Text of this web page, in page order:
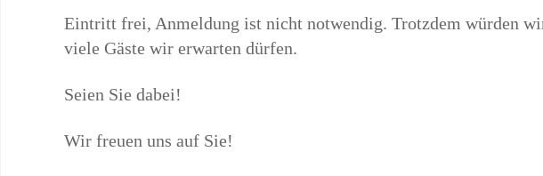
Eintritt frei, Anmeldung ist nicht notwendig. Trotzdem würden
viele Gäste wir erwarten dürfen.
Seien Sie dabei!
Wir freuen uns auf Sie!